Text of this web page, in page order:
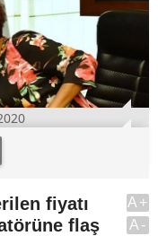
fiyatı
flaş
A+
A-